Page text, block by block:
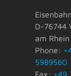
D-76744
am Rhein
Phone:
5989560
Fax: +49